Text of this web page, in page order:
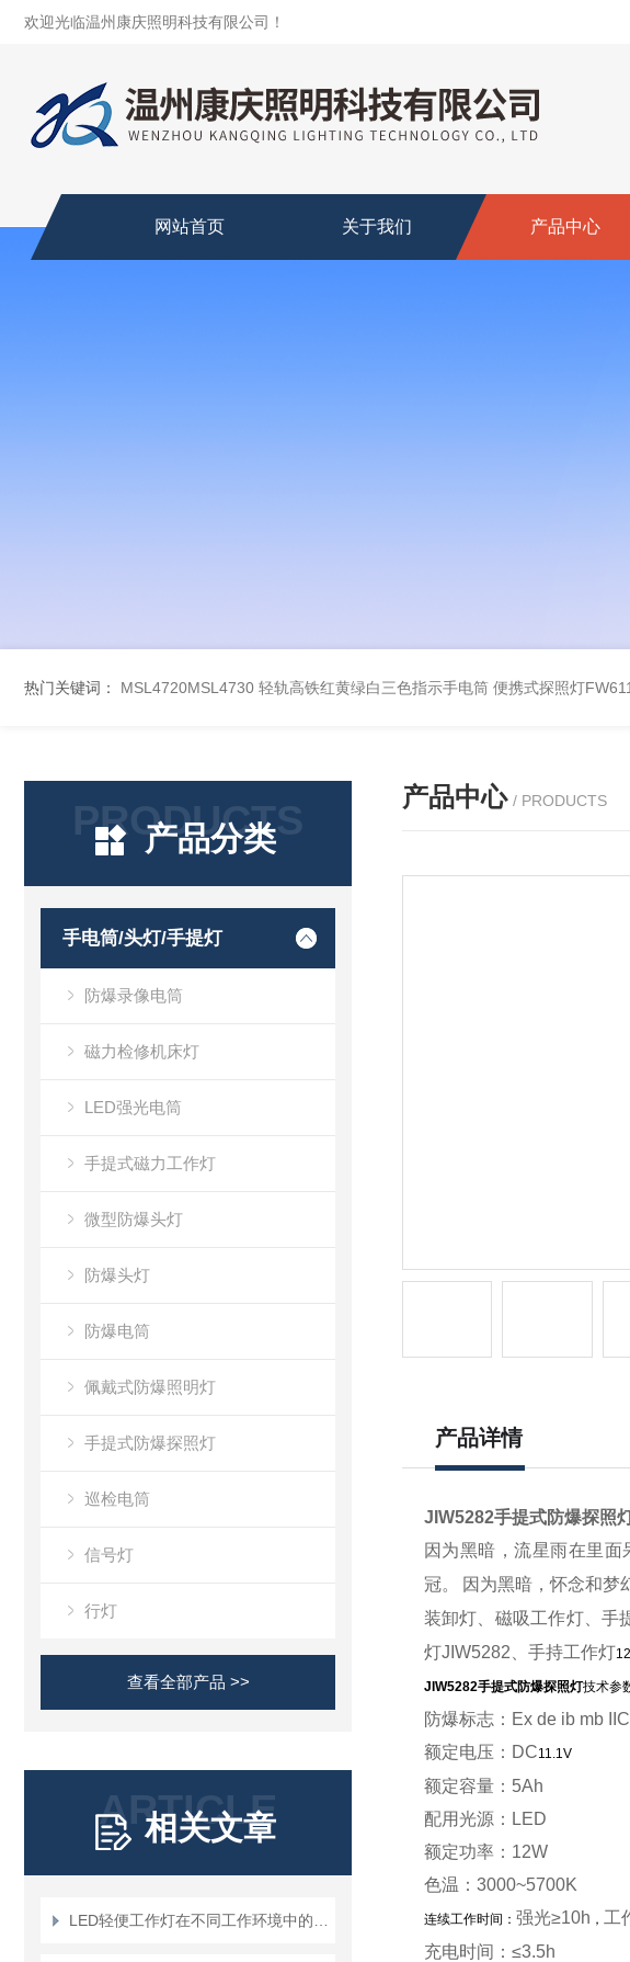
欢迎光临温州康庆照明科技有限公司！
网站首页 关于我们 产品中心
热门关键词： MSL4720MSL4730 轻轨高铁红黄绿白三色指示手电筒 便携式探照灯
PRODUCTS
产品分类
手电筒/头灯/手提灯
防爆录像电筒
磁力检修机床灯
LED强光电筒
手提式磁力工作灯
微型防爆头灯
防爆头灯
防爆电筒
佩戴式防爆照明灯
手提式防爆探照灯
巡检电筒
信号灯
行灯
查看全部产品 >>
ARTICLE
相关文章
产品中心 / PRODUCTS
产品详情
JIW5282手提式防爆探照
因为黑暗，流星雨在里面
冠。
因为黑暗，怀念和梦
装卸灯、磁吸工作灯、手
灯JIW5282、手持工作灯
JIW5282手提式防爆探照灯技术参
防爆标志： Ex de ib mb
额定电压： DC11.1V
额定容量： 5Ah
配用光源： LED
额定功率： 12W
色温： 3000~5700K
连续工作时间： 强光≥10h ， 工
充电时间： ≤3.5h